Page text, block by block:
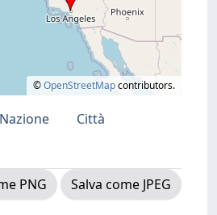
©OpenStreetMapcontributors.
Nazione
Città
PNG
Salva come JPEG